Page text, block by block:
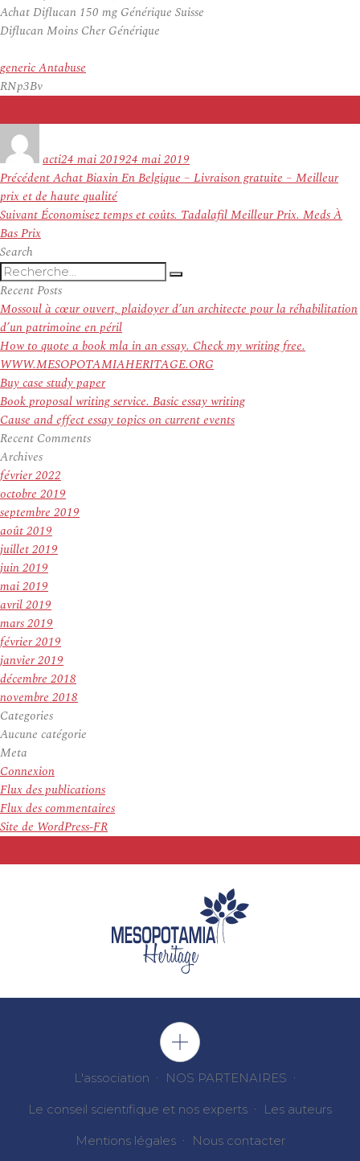
Achat Diflucan 150 mg Générique Suisse
Diflucan Moins Cher Générique
generic Antabuse
RNp3Bv
actile
24 mai 201924 mai 2019
Navigation
de
l’article
PrécédentArticle
précédent :
Achat Biaxin En Belgique – Livraison gratuite – Meilleur
prix et de haute qualité
SuivantArticle
suivant :
Économisez temps et coûts. Tadalafil Meilleur Prix. Meds À
Bas Prix
Search
Recherche
pour
:
Recherche
Recent Posts
Mossoul à cœur ouvert, plaidoyer d’un architecte pour la réhabilitation
d’un patrimoine en péril
How to quote a book mla in an essay. Check my writing free.
WWW.MESOPOTAMIAHERITAGE.ORG
Buy case study paper
Book proposal writing service. Basic essay writing
Cause and effect essay topics on current events
Recent Comments
Archives
février 2022
octobre 2019
septembre 2019
août 2019
juillet 2019
juin 2019
mai 2019
avril 2019
mars 2019
février 2019
janvier 2019
décembre 2018
novembre 2018
Categories
Aucune catégorie
Meta
Connexion
Flux des publications
Flux des commentaires
Site de WordPress-FR
L'association NOS PARTENAIRES
Le conseil scientifique et nos experts Les auteurs
Mentions légales Nous contacter